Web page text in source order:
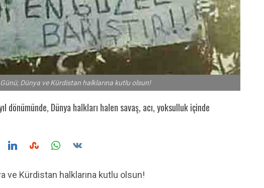
Günü; Dünya ve Kürdistan halklarına kutlu olsun!
dönümünde, Dünya halkları halen savaş, acı, yoksulluk içinde
ve Kürdistan halklarına kutlu olsun!